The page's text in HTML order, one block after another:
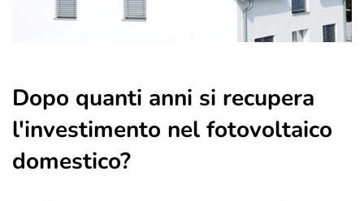
Dopo quanti anni si recupera
l'investimento nel fotovoltaico
domestico?